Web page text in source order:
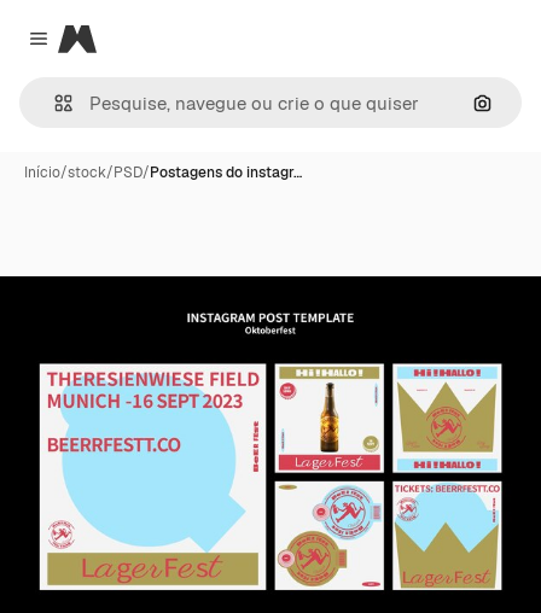
Close menu
Magnific
Início/stock/PSD/Postagens do instagr…